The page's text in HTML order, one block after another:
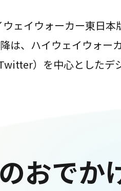
ェイウォーカー東日
は、ハイウェイウォー
）を中心としたデ
のおでか